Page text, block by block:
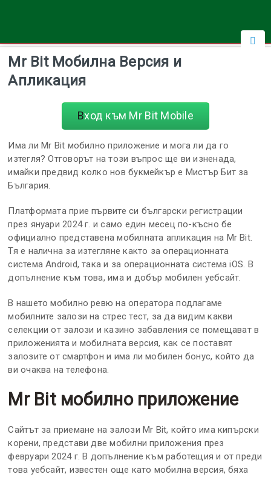
Mr Bit Мобилна Версия и
Апликация
Вход към Mr Bit Mobile
Има ли Mr Bit мобилно приложение и мога ли да го
изтегля? Отговорът на този въпрос ще ви изненада,
имайки предвид колко нов букмейкър е Мистър Бит за
България.
Платформата прие първите си български регистрации
през януари 2024 г. и само един месец по-късно бе
официално представена мобилната апликация на Mr Bit.
Тя е налична за изтегляне както за операционната
система Android, така и за операционната система iOS. В
допълнение към това, има и добър мобилен уебсайт.
В нашето мобилно ревю на оператора подлагаме
мобилните залози на стрес тест, за да видим какви
селекции от залози и казино забавления се помещават в
приложенията и мобилната версия, как се поставят
залозите от смартфон и има ли мобилен бонус, който да
ви очаква на телефона.
Mr Bit мобилно приложение
Сайтът за приемане на залози Mr Bit, който има кипърски
корени, представи две мобилни приложения през
февруари 2024 г. В допълнение към работещия и от преди
това уебсайт, известен още като мобилна версия, бяха